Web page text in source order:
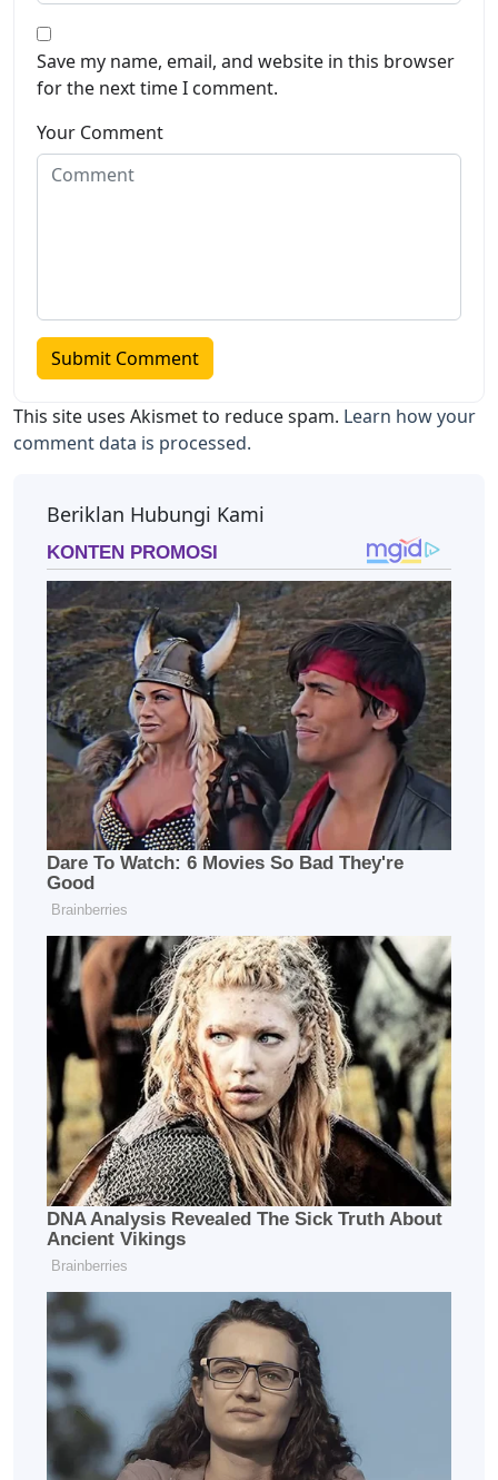
Save my name, email, and website in this browser
for the next time I comment.
Your Comment
This site uses Akismet to reduce spam. Learn how your
comment data is processed.
Beriklan Hubungi Kami